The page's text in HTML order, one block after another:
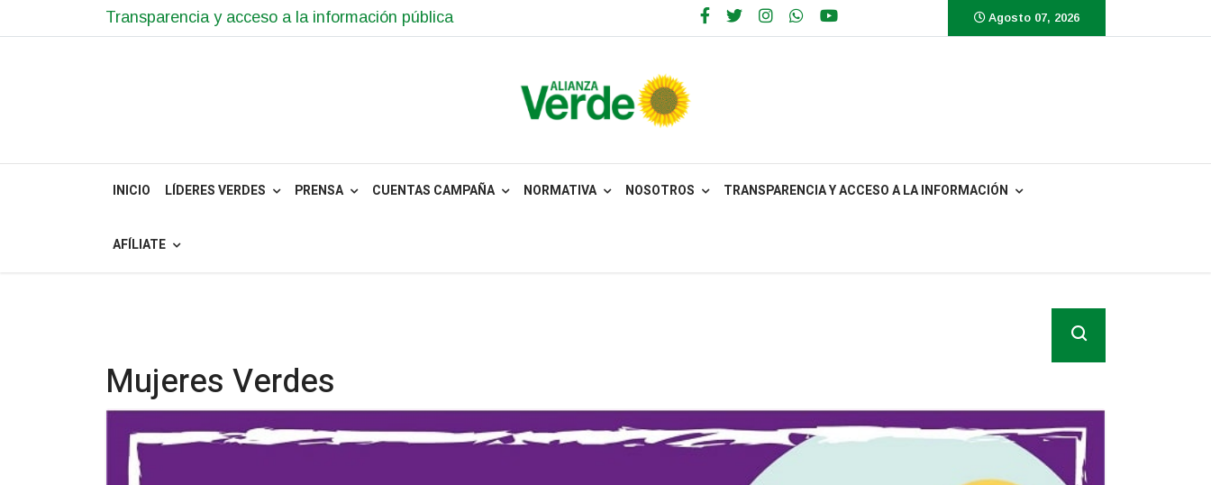
Transparencia y acceso a la información pública Agosto 07, 2026
INICIO LÍDERES VERDES PRENSA CUENTAS CAMPAÑA NORMATIVA NOSOTROS TRANSPARENCIA Y ACCESO A LA INFORMACIÓN
AFÍLIATE
Mujeres Verdes